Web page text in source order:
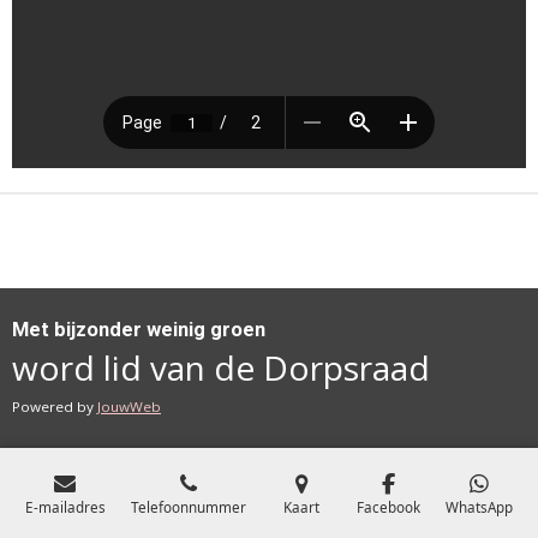
Met bijzonder weinig groen
word lid van de Dorpsraad
Powered by JouwWeb
E-mailadres Telefoonnummer Kaart Facebook WhatsApp